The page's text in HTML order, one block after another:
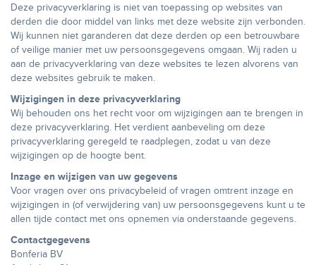
Deze privacyverklaring is niet van toepassing op websites van
derden die door middel van links met deze website zijn verbonden.
Wij kunnen niet garanderen dat deze derden op een betrouwbare
of veilige manier met uw persoonsgegevens omgaan. Wij raden u
aan de privacyverklaring van deze websites te lezen alvorens van
deze websites gebruik te maken.
Wijzigingen in deze privacyverklaring
Wij behouden ons het recht voor om wijzigingen aan te brengen in
deze privacyverklaring. Het verdient aanbeveling om deze
privacyverklaring geregeld te raadplegen, zodat u van deze
wijzigingen op de hoogte bent.
Inzage en wijzigen van uw gegevens
Voor vragen over ons privacybeleid of vragen omtrent inzage en
wijzigingen in (of verwijdering van) uw persoonsgegevens kunt u te
allen tijde contact met ons opnemen via onderstaande gegevens.
Contactgegevens
Bonferia BV